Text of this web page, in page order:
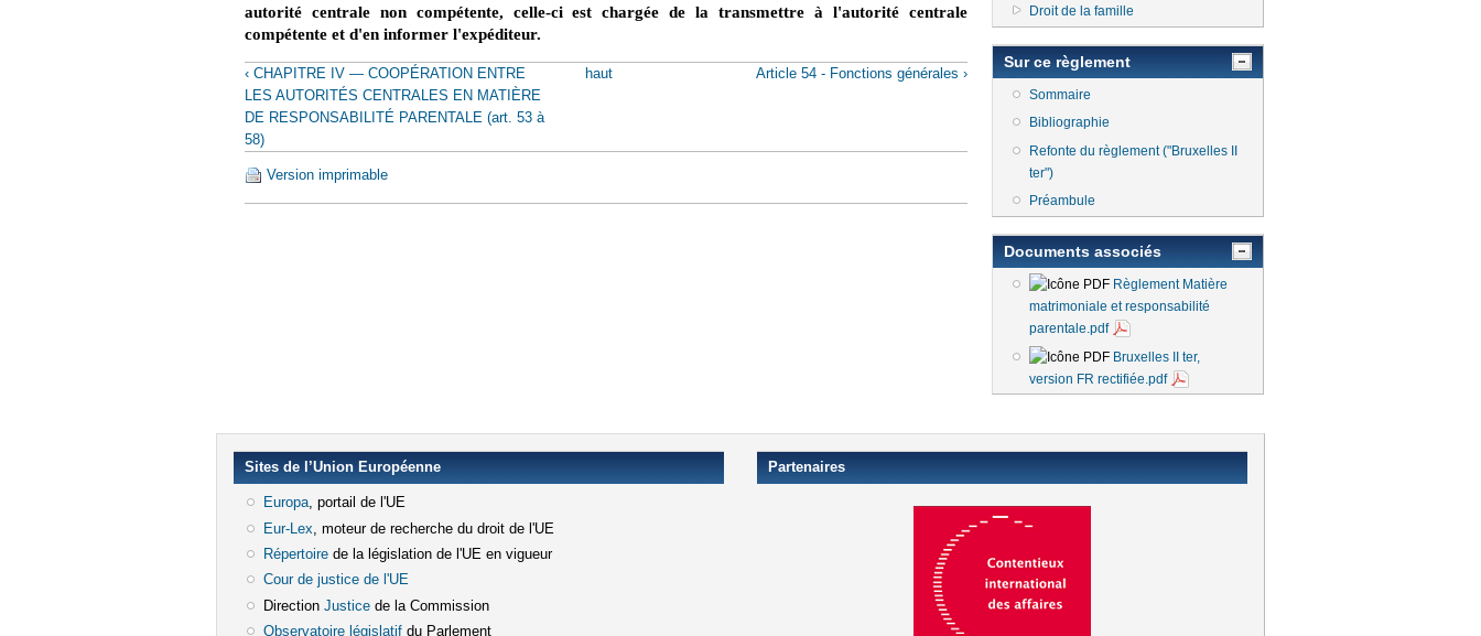
autorité centrale non compétente, celle-ci est chargée de la transmettre à l'autorité centrale
compétente et d'en informer l'expéditeur.
‹ CHAPITRE IV — COOPÉRATION ENTRE
LES AUTORITÉS CENTRALES EN MATIÈRE
DE RESPONSABILITÉ PARENTALE (art. 53 à
58)
haut Article 54 - Fonctions générales ›
Version imprimable
Droit de la famille
Sur ce règlement
Sommaire
Bibliographie
Refonte du règlement ("Bruxelles II
ter")
Préambule
Documents associés
Règlement Matière
matrimoniale et responsabilité
parentale.pdf
Bruxelles II ter,
version FR rectifiée.pdf
Sites de l’Union Européenne
Europa(le lien est externe)
, portail de l'UE
Eur-Lex (le lien est externe)
, moteur de recherche du droit de l'UE
Répertoire(le lien est externe)
de la législation de l'UE en vigueur
Cour de justice de l'UE(le lien est externe)
Direction Justice(le lien est externe)
de la Commission
Observatoire législatif(le lien est externe)
du Parlement
Partenaires